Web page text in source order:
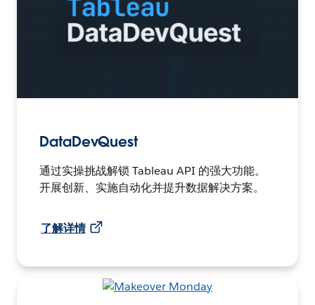
DataDevQuest
通过实操挑战解锁 Tableau API 的强大功能。
开展创新、实施自动化并提升数据解决方案。
了解详情